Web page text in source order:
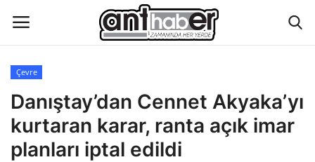
Künye
Eğitim
Çevre
Danıştay’dan Cennet Akyaka’yı
kurtaran karar, ranta açık imar
planları iptal edildi